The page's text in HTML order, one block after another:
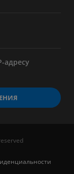
адресу